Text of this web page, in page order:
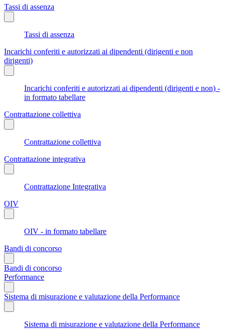
Tassi di assenza
Tassi di assenza
Incarichi conferiti e autorizzati ai dipendenti (dirigenti e non
dirigenti)
Incarichi conferiti e autorizzati ai dipendenti (dirigenti e non) -
in formato tabellare
Contrattazione collettiva
Contrattazione collettiva
Contrattazione integrativa
Contrattazione Integrativa
OIV
OIV - in formato tabellare
Bandi di concorso
Bandi di concorso
Performance
Sistema di misurazione e valutazione della Performance
Sistema di misurazione e valutazione della Performance